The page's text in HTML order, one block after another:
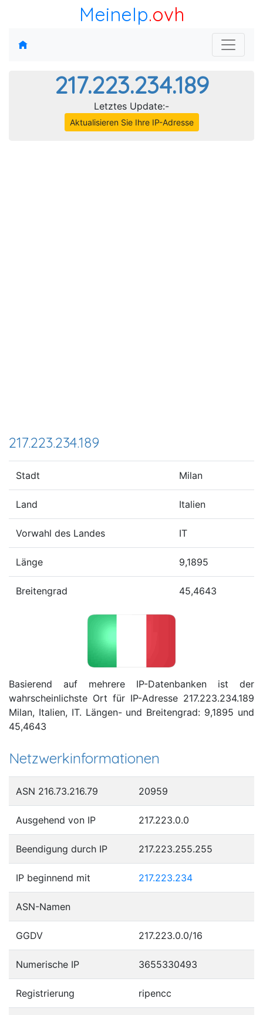
MeineIp.ovh
217.223.234.189
Letztes Update:-
Aktualisieren Sie Ihre IP-Adresse
217.223.234.189
Stadt Milan
Land Italien
Vorwahl des Landes IT
Länge 9,1895
Breitengrad 45,4643
Basierend auf mehrere IP-Datenbanken ist der
wahrscheinlichste Ort für IP-Adresse 217.223.234.189
Milan, Italien, IT. Längen- und Breitengrad: 9,1895 und
45,4643
Netzwerkinformationen
ASN 216.73.216.79 20959
Ausgehend von IP 217.223.0.0
Beendigung durch IP 217.223.255.255
IP beginnend mit 217.223.234
ASN-Namen
GGDV 217.223.0.0/16
Numerische IP 3655330493
Registrierung ripencc